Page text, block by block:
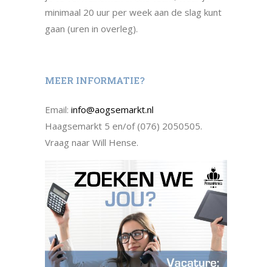
minimaal 20 uur per week aan de slag kunt
gaan (uren in overleg).
MEER INFORMATIE?
Email: info@aogsemarkt.nl
Haagsemarkt 5 en/of (076) 2050505.
Vraag naar Will Hense.